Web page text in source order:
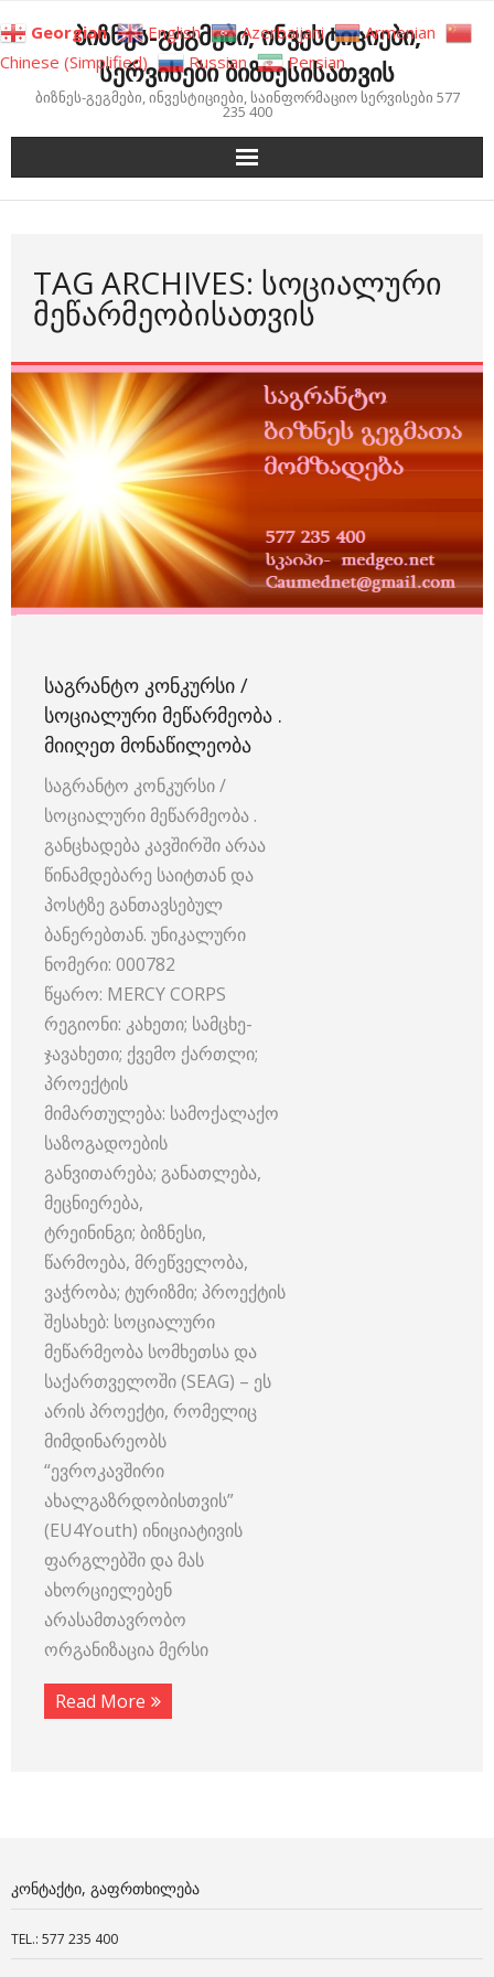
to
content
ბიზნეს-გეგმები, ინვესტიციები,
სერვისები ბიზნესისათვის
ბიზნეს-გეგმები, ინვესტიციები, საინფორმაციო სერვისები 577
235 400
TAG ARCHIVES: ᲡᲝᲪᲘᲐᲚᲣᲠᲘ
ᲛᲔᲬᲐᲠᲛᲔᲝᲑᲘᲡᲐᲗᲕᲘᲡ
ᲡᲐᲒᲠᲐᲜᲢᲝ ᲙᲝᲜᲙᲣᲠᲡᲘ /
ᲡᲝᲪᲘᲐᲚᲣᲠᲘ ᲛᲔᲬᲐᲠᲛᲔᲝᲑᲐ .
ᲛᲘᲘᲦᲔᲗ ᲛᲝᲜᲐᲬᲘᲚᲔᲝᲑᲐ
საგრანტო კონკურსი /
სოციალური მეწარმეობა .
განცხადება კავშირში არაა
წინამდებარე საიტთან და
პოსტზე განთავსებულ
ბანერებთან. უნიკალური
ნომერი: 000782
წყარო: MERCY CORPS
რეგიონი: კახეთი; სამცხე-
ჯავახეთი; ქვემო ქართლი;
პროექტის
მიმართულება: სამოქალაქო
საზოგადოების
განვითარება; განათლება,
მეცნიერება,
ტრეინინგი; ბიზნესი,
წარმოება, მრეწველობა,
ვაჭრობა; ტურიზმი; პროექტის
შესახებ: სოციალური
მეწარმეობა სომხეთსა და
საქართველოში (SEAG) – ეს
არის პროექტი, რომელიც
მიმდინარეობს
“ევროკავშირი
ახალგაზრდობისთვის”
(EU4Youth) ინიციატივის
ფარგლებში და მას
ახორციელებენ
არასამთავრობო
ორგანიზაცია მერსი
Read More
ᲙᲝᲜᲢᲐᲥᲢᲘ, ᲒᲐᲤᲠᲗᲮᲘᲚᲔᲑᲐ
TEL.: 577 235 400
Georgian English Azerbaijani
Armenian
Chinese (Simplified)
Russian Persian